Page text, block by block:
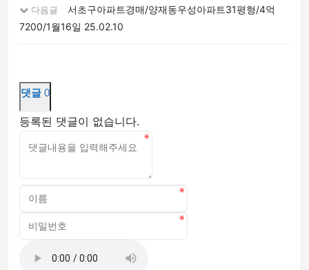
다음글
서초구아파트경매/양재동우성아파트31평형/4억
7200/1월16일 25.02.10
댓글 0
등록된 댓글이 없습니다.